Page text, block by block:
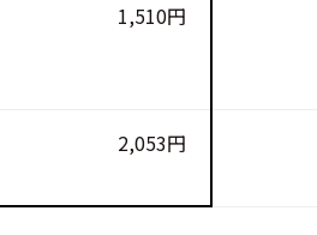
1,510円
2,053円